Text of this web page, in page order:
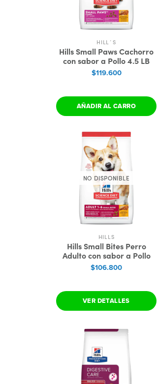
HILL´S
Hills Small Paws Cachorro
con sabor a Pollo 4.5 LB
$119.600
AÑADIR AL CARRO
NO DISPONIBLE
HILLS
Hills Small Bites Perro
Adulto con sabor a Pollo
$106.800
VER DETALLES